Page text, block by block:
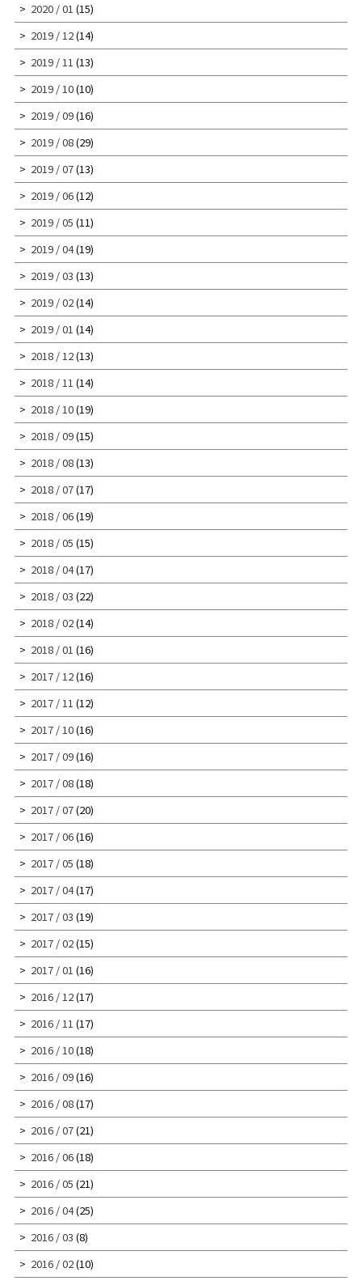
2020 / 01 (15)
2019 / 12(14)
2019 / 11 (13)
2019 / 10(10)
2019 / 09(16)
2019 / 08(29)
2019 / 07(13)
2019 / 06(12)
2019 / 05 (11)
2019 / 04(19)
2019 / 03 (13)
2019 / 02(14)
2019 / 01 (14)
2018 / 12(13)
2018 / 11 (14)
2018 / 10(19)
2018 / 09(15)
2018 / 08(13)
2018 / 07(17)
2018 / 06(19)
2018 / 05 (15)
2018 / 04(17)
2018 / 03 (22)
2018 / 02(14)
2018 / 01 (16)
2017 / 12(16)
2017 / 11 (12)
2017 / 10(16)
2017 / 09(16)
2017 / 08(18)
2017 / 07(20)
2017 / 06(16)
2017 / 05 (18)
2017 / 04(17)
2017 / 03 (19)
2017 / 02(15)
2017 / 01 (16)
2016 / 12(17)
2016 / 11 (17)
2016 / 10(18)
2016 / 09(16)
2016 / 08(17)
2016 / 07(21)
2016 / 06(18)
2016 / 05 (21)
2016 / 04(25)
2016 / 03 (8)
2016 / 02(10)